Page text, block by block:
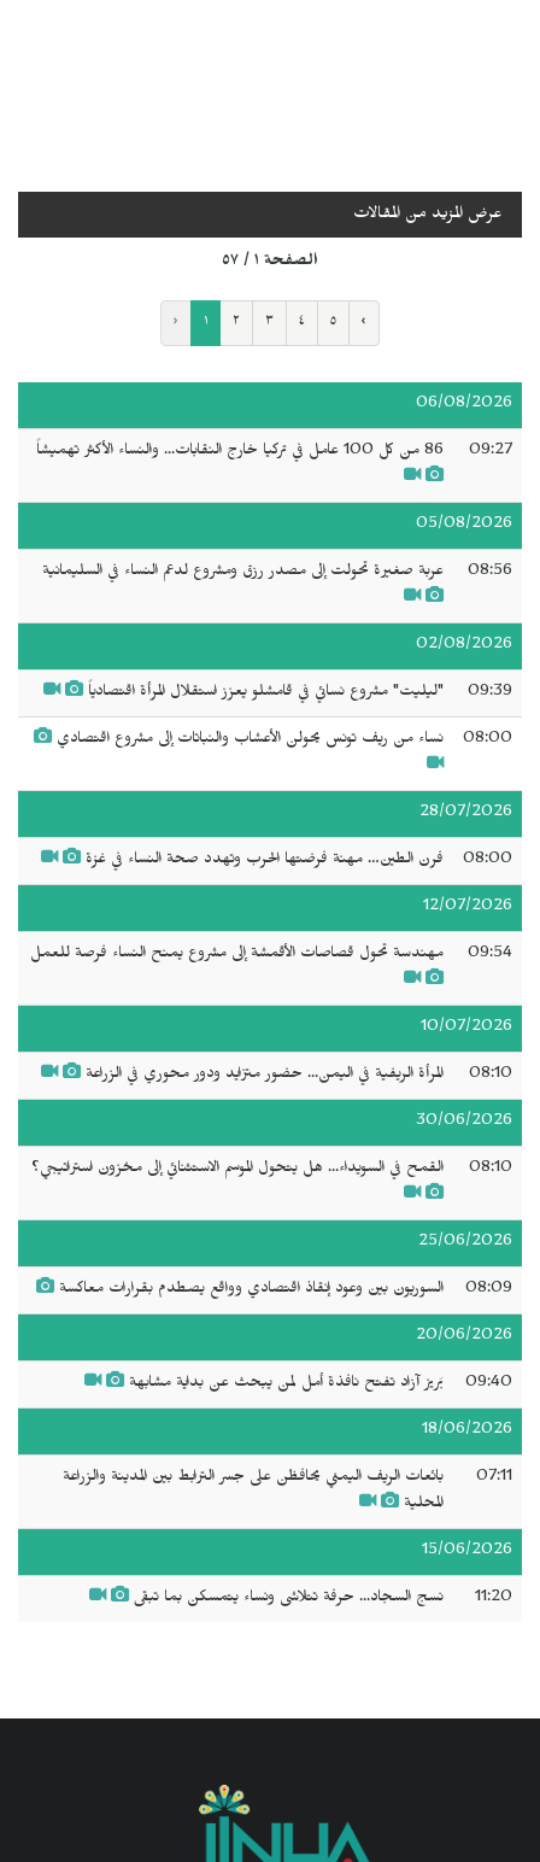
عرض المزيد من المقالات
الصفحة ١ / ٥٧
‹ ١ ٢ ٣ ٤ ٥ ›
06/08/2026
09:27 86 من كل 100 عامل في تركيا خارج النقابات... والنساء الأكثر تهميشاً
05/08/2026
08:56 عربة صغيرة تحولت إلى مصدر رزق ومشروع لدعم النساء في السليمانية
02/08/2026
09:39 "ليليت" مشروع نسائي في قامشلو يعزز استقلال المرأة اقتصادياً
08:00 نساء من ريف تونس يحولن الأعشاب والنباتات إلى مشروع اقتصادي
28/07/2026
08:00 فرن الطين… مهنة فرضتها الحرب وتهدد صحة النساء في غزة
12/07/2026
09:54 مهندسة تحول قصاصات الأقمشة إلى مشروع يمنح النساء فرصة للعمل
10/07/2026
08:10 المرأة الريفية في اليمن... حضور متزايد ودور محوري في الزراعة
30/06/2026
08:10 القمح في السويداء... هل يتحول الموسم الاستثنائي إلى مخزون استراتيجي؟
25/06/2026
08:09 السوريون بين وعود إنقاذ اقتصادي وواقع يصطدم بقرارات معاكسة
20/06/2026
09:40 بَريز آزاد تفتح نافذة أمل لمن يبحث عن بداية مشابهة
18/06/2026
07:11
بائعات الريف اليمني يحافظن على جسر الترابط بين المدينة والزراعة
المحلية
15/06/2026
11:20 نسج السجاد... حرفة تتلاشى ونساء يتمسكن بما تبقى